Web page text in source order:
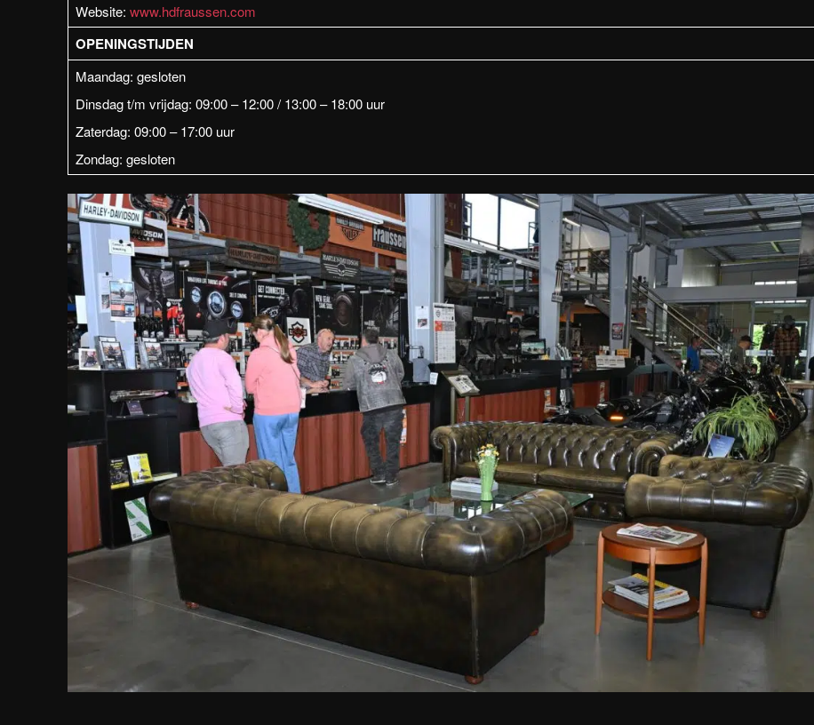
Website: www.hdfraussen.com
OPENINGSTIJDEN
Maandag: gesloten
Dinsdag t/m vrijdag: 09:00 – 12:00 / 13:00 – 18:00 uur
Zaterdag: 09:00 – 17:00 uur
Zondag: gesloten